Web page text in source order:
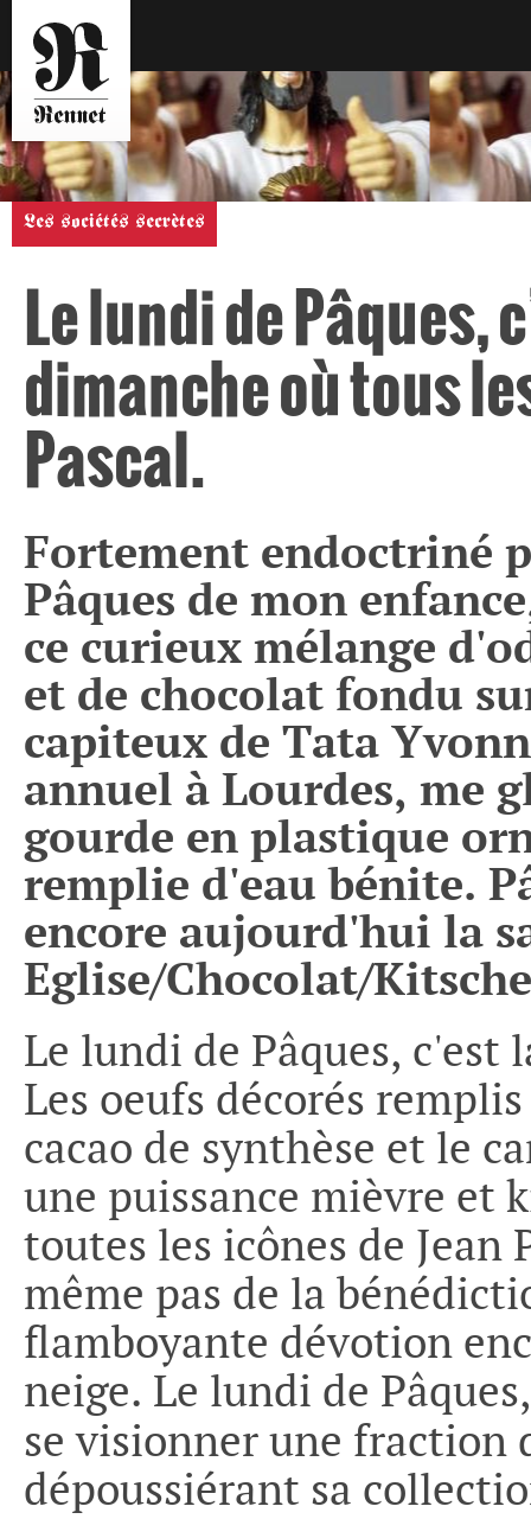
Les sociétés secrètes
Le lundi de Pâques,
dimanche où tous
Pascal.
Fortement endoctriné
Pâques de mon
ce curieux mélange
et de chocolat fondu
capiteux de Tata
annuel à Lourdes, me
gourde en plastique
remplie d'eau bénite.
encore aujourd'hui la
Eglise/Chocolat/
Le lundi de Pâques, c'est
Les oeufs décorés
cacao de synthèse et le
une puissance mièvre et
toutes les icônes de
même pas de la
flamboyante dévotion
neige. Le lundi de
se visionner une fraction
dépoussiérant sa